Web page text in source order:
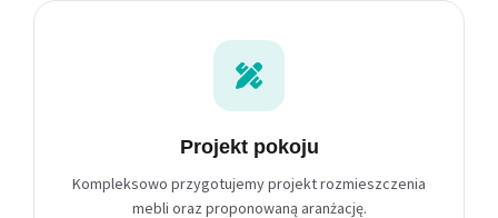
Projekt pokoju
Kompleksowo przygotujemy projekt rozmieszczenia
mebli oraz proponowaną aranżację.